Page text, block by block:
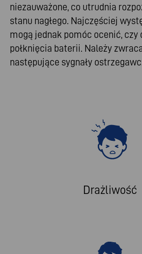
niezauważone, co utrudnia
stanu nagłego. Najczęściej
mogą jednak pomóc ocenić, czy
połknięcia baterii. Należy
następujące sygnały
Drażliwość